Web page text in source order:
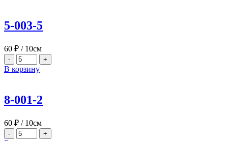
5-003-5
60 ₽ / 10см
- +
В корзину
8-001-2
60 ₽ / 10см
- +